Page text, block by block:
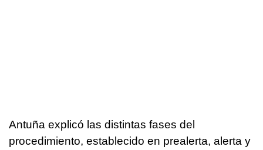
Antuña explicó las distintas fases del
procedimiento, establecido en prealerta, alerta y